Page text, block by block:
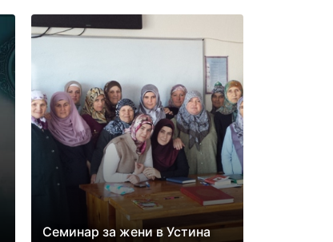
Семинар за жени в Устина